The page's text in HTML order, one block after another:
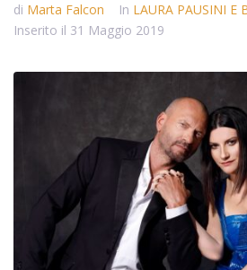
di Marta Falcon In LAURA PAUSINI E
Inserito il 31 Maggio 2019